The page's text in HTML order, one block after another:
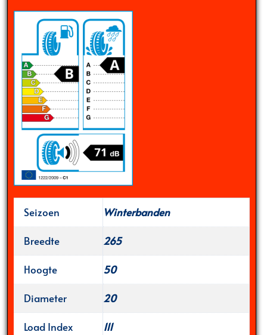
Seizoen
Winterbanden
Breedte
265
Hoogte
50
Diameter
20
Load Index
111